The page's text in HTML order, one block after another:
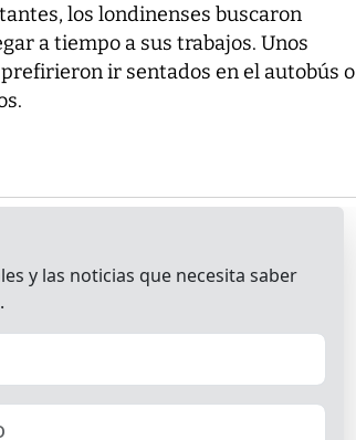
los londinenses buscaron
a tiempo a sus trabajos. Unos
ir sentados en el autobús o